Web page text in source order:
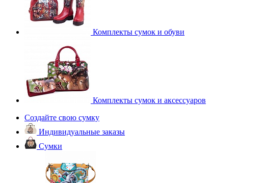
Комплекты сумок и обуви
Комплекты сумок и аксессуаров
Создайте свою сумку
Индивидуальные заказы
Сумки